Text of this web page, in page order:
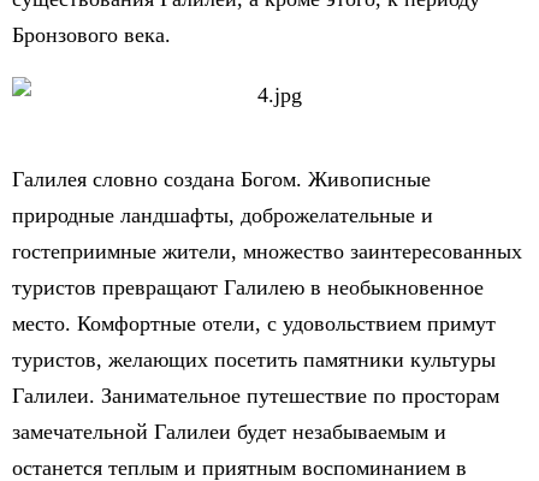
Бронзового века.
Галилея словно создана Богом. Живописные
природные ландшафты, доброжелательные и
гостеприимные жители, множество заинтересованных
туристов превращают Галилею в необыкновенное
место. Комфортные отели, с удовольствием примут
туристов, желающих посетить памятники культуры
Галилеи. Занимательное путешествие по просторам
замечательной Галилеи будет незабываемым и
останется теплым и приятным воспоминанием в